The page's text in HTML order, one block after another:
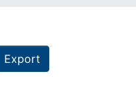
Export